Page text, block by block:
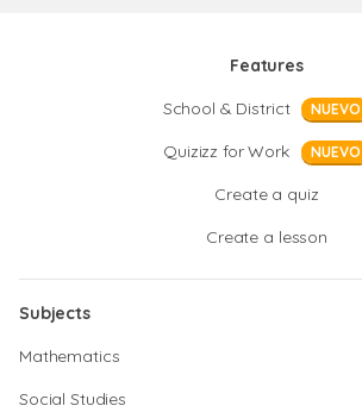
Features
School & District
NUEVO
Quizizz for Work NUEVO
Create a quiz
Create a lesson
Subjects
Mathematics
Social Studies